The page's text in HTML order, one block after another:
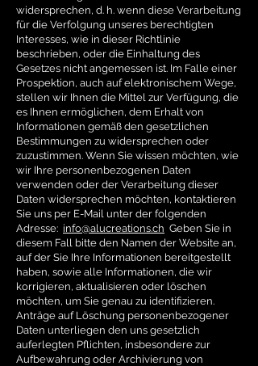
widersprechen, d. h. wenn diese Verarbeitung
für die Verfolgung unseres berechtigten
Interesses, wie in dieser Richtlinie
beschrieben, oder die Einhaltung des
Gesetzes nicht angemessen ist. Im Falle einer
Prospektion, auch auf elektronischem Wege,
stellen wir Ihnen die Mittel zur Verfügung, die
es Ihnen ermöglichen, dem Erhalt von
Informationen gemäß den gesetzlichen
Bestimmungen zu widersprechen oder
zuzustimmen. Wenn Sie wissen möchten, wie
wir Ihre personenbezogenen Daten
verwenden oder der Verarbeitung dieser
Daten widersprechen möchten, kontaktieren
Sie uns per E-Mail unter der folgenden
Adresse: info@alucreations.ch Geben Sie in
diesem Fall bitte den Namen der Website an,
auf der Sie Ihre Informationen bereitgestellt
haben, sowie alle Informationen, die wir
korrigieren, aktualisieren oder löschen
möchten, um Sie genau zu identifizieren.
Anträge auf Löschung personenbezogener
Daten unterliegen den uns gesetzlich
auferlegten Pflichten, insbesondere zur
Aufbewahrung oder Archivierung von